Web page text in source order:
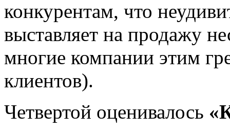
конкурентам, что
выставляет на продажу
многие компании этим
клиентов).
Четвертой оценивалось